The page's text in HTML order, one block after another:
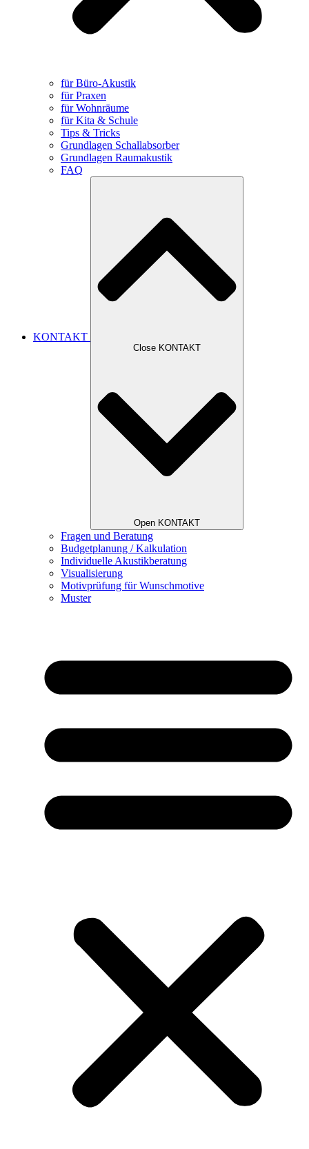
für Büro-Akustik
für Praxen
für Wohnräume
für Kita & Schule
Tips & Tricks
Grundlagen Schallabsorber
Grundlagen Raumakustik
FAQ
KONTAKT
Close KONTAKT
Open KONTAKT
Fragen und Beratung
Budgetplanung / Kalkulation
Individuelle Akustikberatung
Visualisierung
Motivprüfung für Wunschmotive
Muster